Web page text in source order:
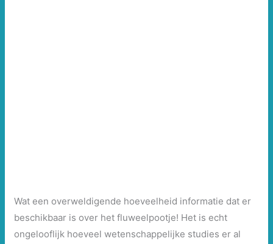
Wat een overweldigende hoeveelheid informatie dat er
beschikbaar is over het fluweelpootje! Het is echt
ongelooflijk hoeveel wetenschappelijke studies er al